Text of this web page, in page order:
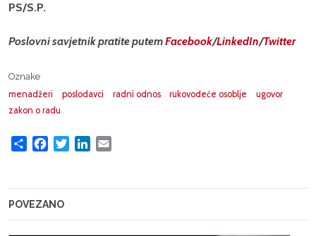
PS/S.P.
Poslovni savjetnik pratite putemFacebook/LinkedIn/Twitter
Oznake
menadžeri
poslodavci radni odnos rukovodeće osoblje
ugovor
zakon o radu
Share FacebookTwitterLinkedIn
POVEZANO